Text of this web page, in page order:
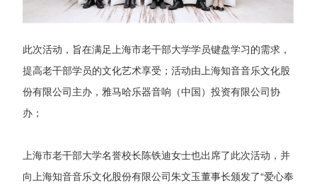
此次活动，旨在满足上海市老干部大学学员键盘学习的需求，
提高老干部学员的文化艺术享受；活动由上海知音音乐文化股
份有限公司主办，雅马哈乐器音响（中国）投资有限公司协
办；
上海市老干部大学名誉校长陈铁迪女士也出席了此次活动，并
向上海知音音乐文化股份有限公司朱文玉董事长颁发了“爱心奉